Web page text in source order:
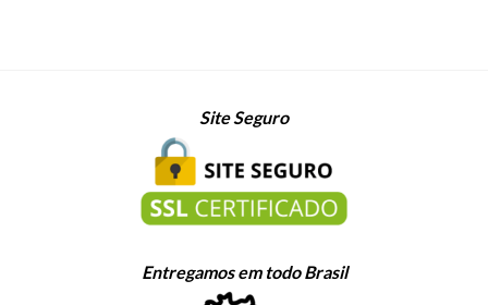
Site Seguro
Entregamos em todo Brasil